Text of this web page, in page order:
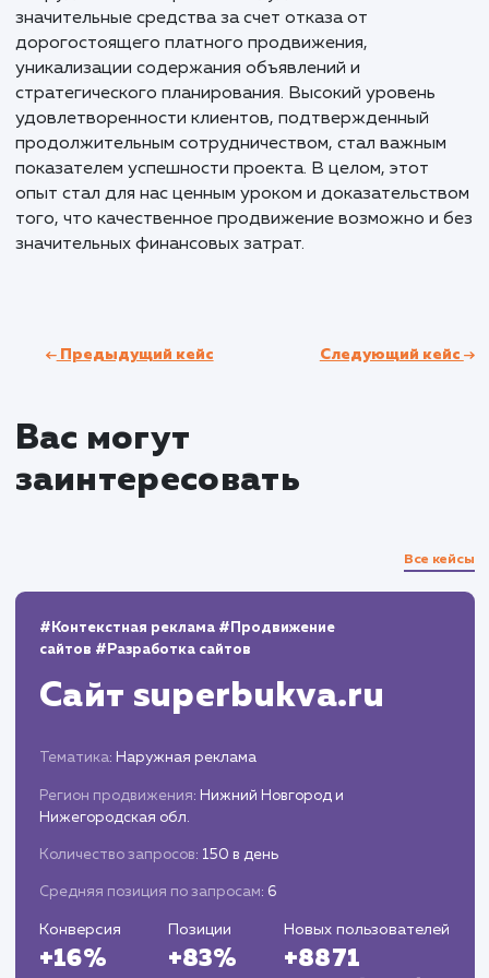
Результаты и KPI
эффективного маркетинга в высококонкурентной
и ежедневном труде, мы достигли впечатляющих
результатов. Более 5000 уникализированных
объявлений было размещено на платформе,
более 5000 успешных сделок за четыре сезона
сотрудничества. Кроме того, удалось сэкономить
значительные средства за счет отказа от
дорогостоящего платного продвижения,
стратегического планирования. Высокий уровень
продолжительным сотрудничеством, стал
показателем успешности проекта. В целом, этот
опыт стал для нас ценным уроком и
значительных финансовых затрат.